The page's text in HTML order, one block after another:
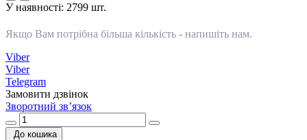
У наявності: 2799 шт.
Якщо Вам потрібна більша кількість - напишіть нам.
Viber
Viber
Telegram
Замовити дзвінок
Зворотний зв’язок
До кошика